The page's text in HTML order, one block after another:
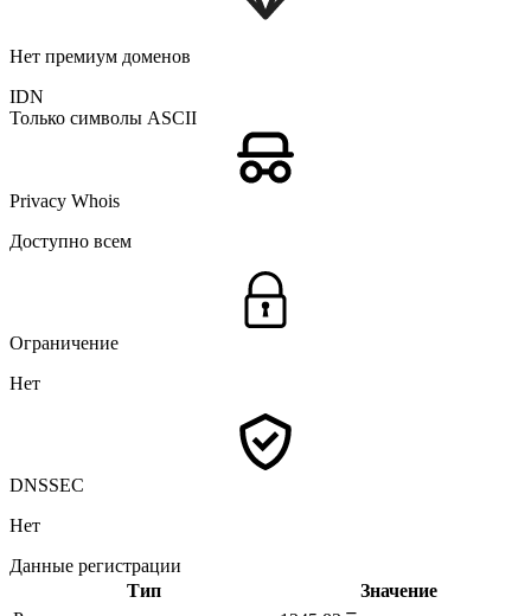
Нет премиум доменов
IDN
Только символы ASCII
Privacy Whois
Доступно всем
Ограничение
Нет
DNSSEC
Нет
Данные регистрации
Тип
Значение